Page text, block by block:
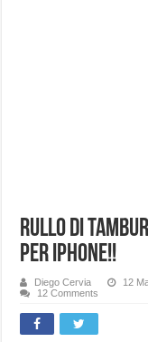
Rullo di
per iPhone!!
Diego Cervia 12
12 Comments